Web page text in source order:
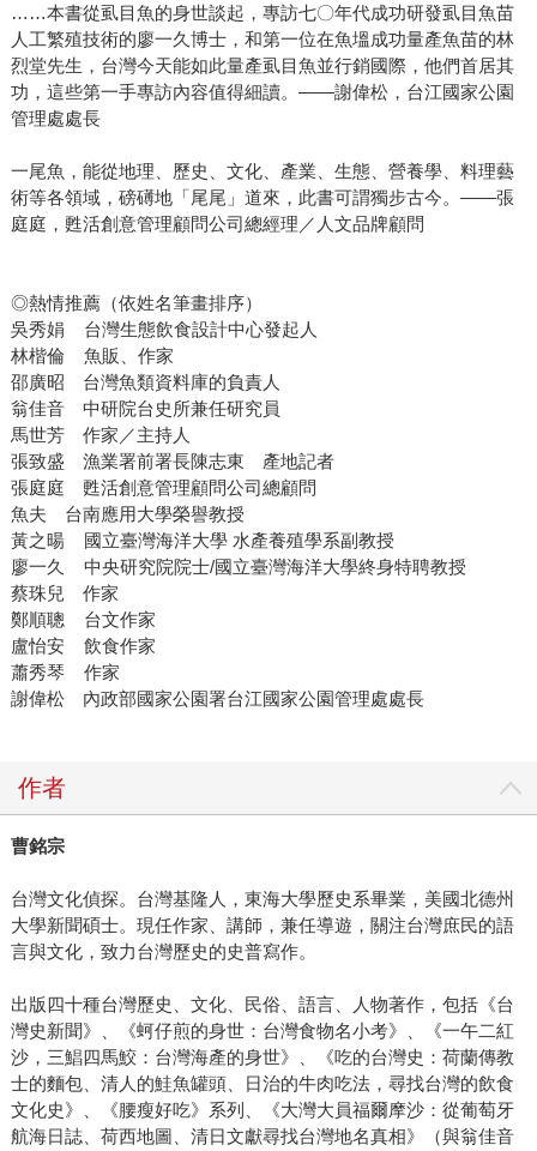
……本書從虱目魚的身世談起，專訪七〇年代成功研發虱目魚苗
人工繁殖技術的廖一久博士，和第一位在魚塭成功量產魚苗的林
烈堂先生，台灣今天能如此量產虱目魚並行銷國際，他們首居其
功，這些第一手專訪內容值得細讀。——謝偉松，台江國家公園
管理處處長
一尾魚，能從地理、歷史、文化、產業、生態、營養學、料理藝
術等各領域，磅礡地「尾尾」道來，此書可謂獨步古今。——張
庭庭，甦活創意管理顧問公司總經理／人文品牌顧問
◎熱情推薦（依姓名筆畫排序）
吳秀娟 台灣生態飲食設計中心發起人
林楷倫 魚販、作家
邵廣昭 台灣魚類資料庫的負責人
翁佳音 中研院台史所兼任研究員
馬世芳 作家／主持人
張致盛 漁業署前署長陳志東 產地記者
張庭庭 甦活創意管理顧問公司總顧問
魚夫 台南應用大學榮譽教授
黃之暘 國立臺灣海洋大學 水產養殖學系副教授
廖一久 中央研究院院士/國立臺灣海洋大學終身特聘教授
蔡珠兒 作家
鄭順聰 台文作家
盧怡安 飲食作家
蕭秀琴 作家
謝偉松 內政部國家公園署台江國家公園管理處處長
作者
曹銘宗
台灣文化偵探。台灣基隆人，東海大學歷史系畢業，美國北德州
大學新聞碩士。現任作家、講師，兼任導遊，關注台灣庶民的語
言與文化，致力台灣歷史的史普寫作。
出版四十種台灣歷史、文化、民俗、語言、人物著作，包括《台
灣史新聞》、《蚵仔煎的身世：台灣食物名小考》、《一午二紅
沙，三鯧四馬鮫：台灣海產的身世》、《吃的台灣史：荷蘭傳教
士的麵包、清人的鮭魚罐頭、日治的牛肉吃法，尋找台灣的飲食
文化史》、《腰瘦好吃》系列、《大灣大員福爾摩沙：從葡萄牙
航海日誌、荷西地圖、清日文獻尋找台灣地名真相》（與翁佳音